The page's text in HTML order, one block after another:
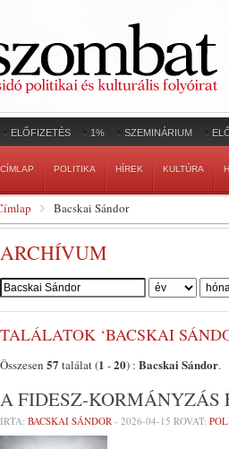
ELŐFIZETÉS 1% SZEMINÁRIUM
CÍMLAP POLITIKA HÍREK KULTÚRA
Bacskai Sándor
ARCHÍVUM
Szerző:
TALÁLATOK ‘BACSKAI
Összesen 57 találat (1 -20) : Bacskai Sándor.
A FIDESZ-KORMÁNYZÁS
ÍRTA: BACSKAI SÁNDOR - 2026-04-15 ROVAT: